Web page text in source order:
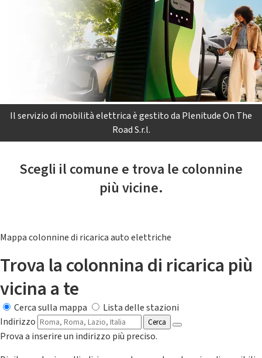
Il servizio di mobilità elettrica è gestito da Plenitude On The
Road S.r.l.
Scegli il comune e trova le colonnine
più vicine.
Mappa colonnine di ricarica auto elettriche
Trova la colonnina di ricarica più
vicina a te
Cerca sulla mappa
Lista delle stazioni
Indirizzo
Cerca
Prova a inserire un indirizzo più preciso.